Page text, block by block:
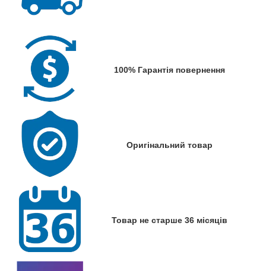
100% Гарантія повернення
Оригінальний товар
Товар не старше 36 місяців